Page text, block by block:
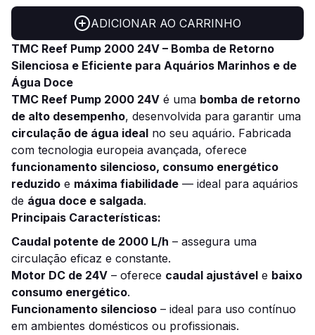
ADICIONAR AO CARRINHO
TMC Reef Pump 2000 24V – Bomba de Retorno
Silenciosa e Eficiente para Aquários Marinhos e de
Água Doce
TMC Reef Pump 2000 24V é uma bomba de retorno
de alto desempenho, desenvolvida para garantir uma
circulação de água ideal no seu aquário. Fabricada
com tecnologia europeia avançada, oferece
funcionamento silencioso, consumo energético
reduzido e máxima fiabilidade — ideal para aquários
de água doce e salgada.
Principais Características:
Caudal potente de 2000 L/h – assegura uma
circulação eficaz e constante.
Motor DC de 24V – oferece caudal ajustável e baixo
consumo energético.
Funcionamento silencioso – ideal para uso contínuo
em ambientes domésticos ou profissionais.